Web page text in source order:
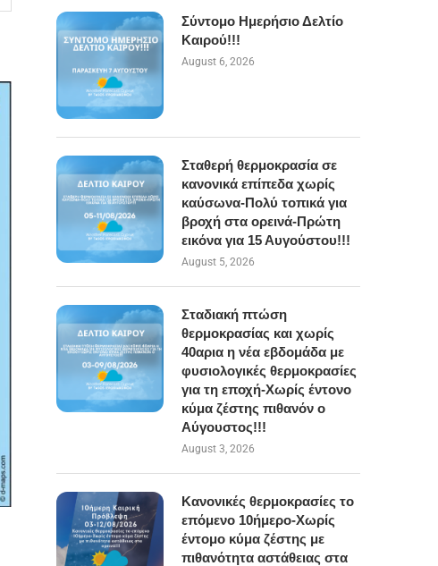
Σύντομο Ημερήσιο Δελτίο
Καιρού!!!
August 6, 2026
Σταθερή θερμοκρασία σε
κανονικά επίπεδα χωρίς
καύσωνα-Πολύ τοπικά για
βροχή στα ορεινά-Πρώτη
εικόνα για 15 Αυγούστου!!!
August 5, 2026
Σταδιακή πτώση
θερμοκρασίας και χωρίς
40αρια η νέα εβδομάδα με
φυσιολογικές θερμοκρασίες
για τη εποχή-Χωρίς έντονο
κύμα ζέστης πιθανόν ο
Αύγουστος!!!
August 3, 2026
Κανονικές θερμοκρασίες το
επόμενο 10ήμερο-Χωρίς
έντομο κύμα ζέστης με
πιθανότητα αστάθειας στα